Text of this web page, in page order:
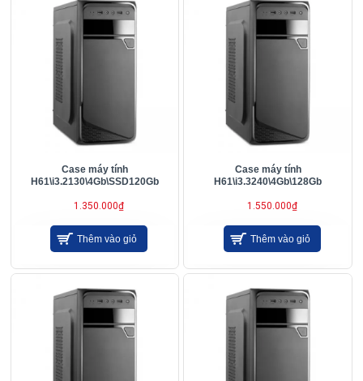
Case máy tính
H61\i3.2130\4Gb\SSD120Gb
1.350.000₫
Thêm vào giỏ
Case máy tính
H61\i3.3240\4Gb\128Gb
1.550.000₫
Thêm vào giỏ